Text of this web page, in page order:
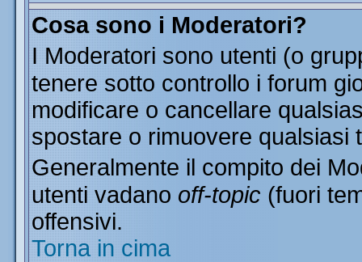
Cosa sono i Moderatori?
I Moderatori sono utenti (o
tenere sotto controllo i forum
modificare o cancellare
spostare o rimuovere qualsiasi
Generalmente il compito dei
utenti vadano off-topic (fuori
offensivi.
Torna in cima